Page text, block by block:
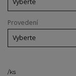
Provedení
/ks